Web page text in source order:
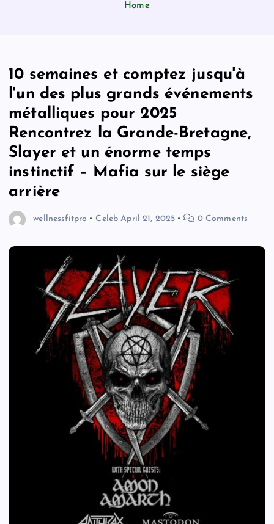
Home
10 semaines et comptez jusqu'à
l'un des plus grands événements
métalliques pour 2025
Rencontrez la Grande-Bretagne,
Slayer et un énorme temps
instinctif – Mafia sur le siège
arrière
wellnessfitpro Celeb April 21, 2025 0 Comments